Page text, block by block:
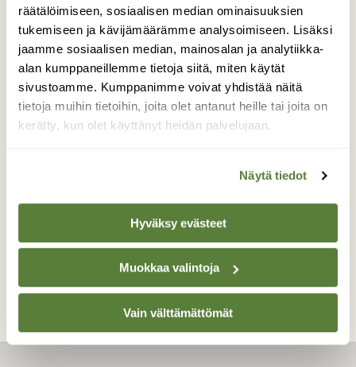
räätälöimiseen, sosiaalisen median ominaisuuksien
tukemiseen ja kävijämäärämme analysoimiseen. Lisäksi
jaamme sosiaalisen median, mainosalan ja analytiikka-
alan kumppaneillemme tietoja siitä, miten käytät
sivustoamme. Kumppanimme voivat yhdistää näitä
tietoja muihin tietoihin, joita olet antanut heille tai joita on
kerätty, kun olet käyttänyt heidän palvelujaan.
Näytä tiedot
Hyväksy evästeet
Muokkaa valintoja
Vain välttämättömät
Käki
Käki istui pitkän tovin koivussa ennen kuin
pikkulinnut jahtasivat sen pois.
Valokuvaaja: Kaarina Walter, Nuutajärvi 21.5.2026